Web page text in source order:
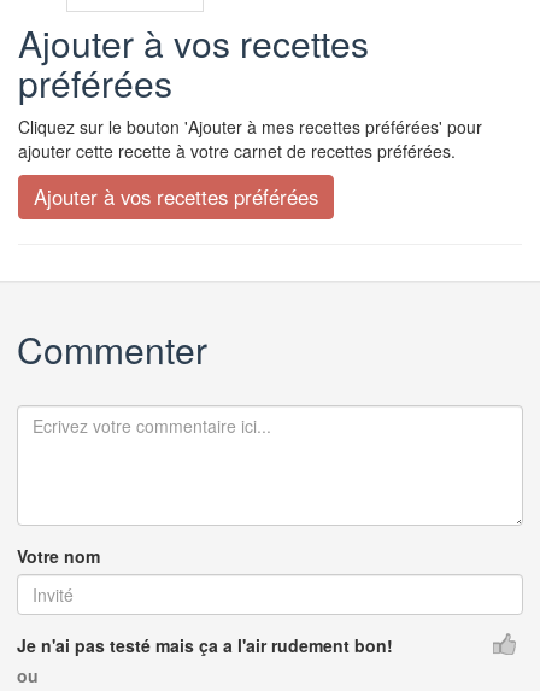
Ajouter à vos recettes
préférées
Cliquez sur le bouton 'Ajouter à mes recettes préférées' pour
ajouter cette recette à votre carnet de recettes préférées.
Commenter
Votre nom
Je n'ai pas testé mais ça a l'air rudement bon!
ou